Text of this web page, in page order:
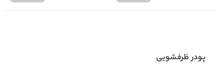
پودر ظرفشویی